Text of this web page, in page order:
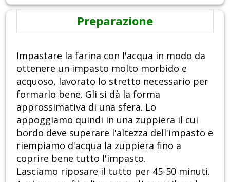
Preparazione
Impastare la farina con l'acqua in modo da
ottenere un impasto molto morbido e
acquoso, lavorato lo stretto necessario per
formarlo bene. Gli si dà la forma
approssimativa di una sfera. Lo
appoggiamo quindi in una zuppiera il cui
bordo deve superare l'altezza dell'impasto e
riempiamo d'acqua la zuppiera fino a
coprire bene tutto l'impasto.
Lasciamo riposare il tutto per 45-50 minuti.